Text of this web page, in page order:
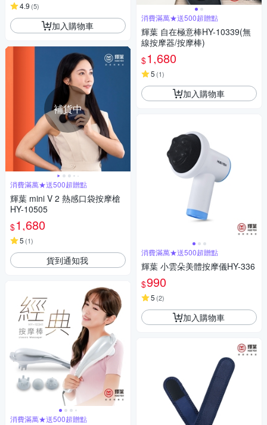
4.9 (5)
加入購物車
補貨中
消費滿萬★送500超贈點
輝葉 mini V 2 熱感口袋按摩槍
HY-10505
$1,680
5 (1)
貨到通知我
消費滿萬★送500超贈點
消費滿萬★送500超贈點
輝葉 自在極意棒HY-10339(無
線按摩器/按摩棒)
$1,680
5 (1)
加入購物車
消費滿萬★送500超贈點
輝葉 小雲朵美體按摩儀HY-336
$990
5 (2)
加入購物車